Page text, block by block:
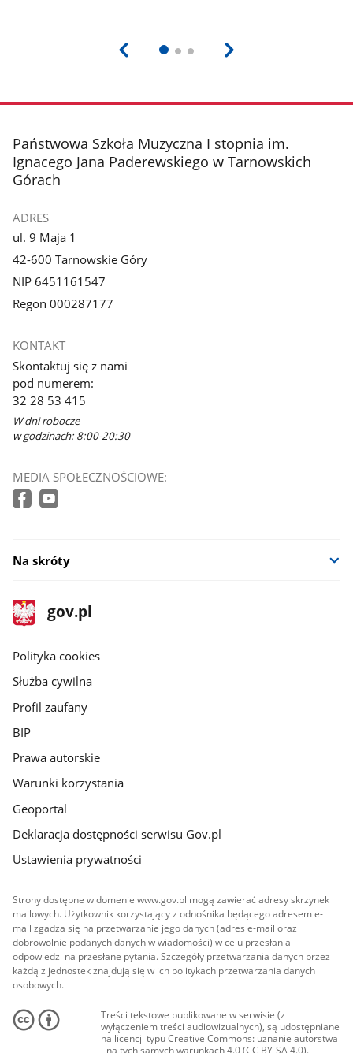
stopka
Państwowa Szkoła Muzyczna I stopnia im.
Ignacego Jana Paderewskiego w Tarnowskich
Górach
ADRES
ul. 9 Maja 1
42-600 Tarnowskie Góry
NIP 6451161547
Regon 000287177
KONTAKT
Skontaktuj się z nami
pod numerem:
32 28 53 415
W dni robocze
w godzinach: 8:00-20:30
MEDIA SPOŁECZNOŚCIOWE:
Na skróty
stopka
gov.pl
Strona
gov.pl
gov.pl
Polityka cookies
Służba cywilna
Profil zaufany
BIP
Prawa autorskie
Warunki korzystania
Geoportal
Deklaracja dostępności serwisu Gov.pl
Ustawienia prywatności
Strony dostępne w domenie www.gov.pl mogą zawierać adresy skrzynek
mailowych. Użytkownik korzystający z odnośnika będącego adresem e-
mail zgadza się na przetwarzanie jego danych (adres e-mail oraz
dobrowolnie podanych danych w wiadomości) w celu przesłania
odpowiedzi na przesłane pytania. Szczegóły przetwarzania danych przez
każdą z jednostek znajdują się w ich politykach przetwarzania danych
osobowych.
Treści tekstowe publikowane w serwisie (z
wyłączeniem treści audiowizualnych), są udostępniane
na licencji typu Creative Commons: uznanie autorstwa